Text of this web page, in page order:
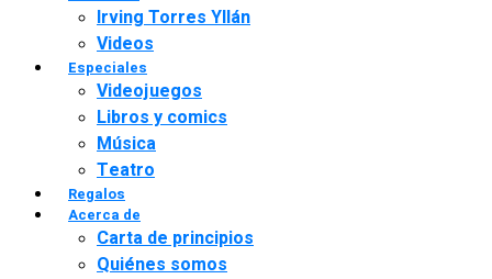
Irving Torres Yllán
Videos
Especiales
Videojuegos
Libros y comics
Música
Teatro
Regalos
Acerca de
Carta de principios
Quiénes somos